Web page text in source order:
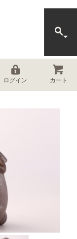
ログイン カート